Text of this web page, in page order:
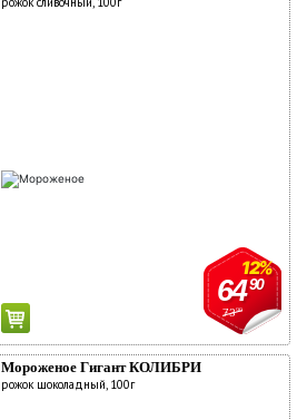
7390
12%
6490
Мороженое Гигант КОЛИБРИ
рожок шоколадный, 100г